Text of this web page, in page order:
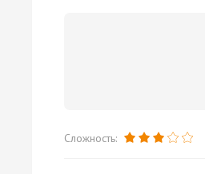
Сложность: